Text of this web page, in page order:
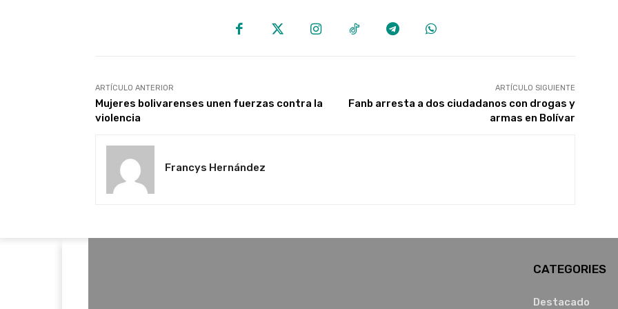
ARTÍCULO ANTERIOR
Mujeres bolivarenses unen fuerzas contra la
violencia
ARTÍCULO SIGUIENTE
Fanb arresta a dos ciudadanos con drogas y
armas en Bolívar
Francys Hernández
CATEGORIES
Destacado